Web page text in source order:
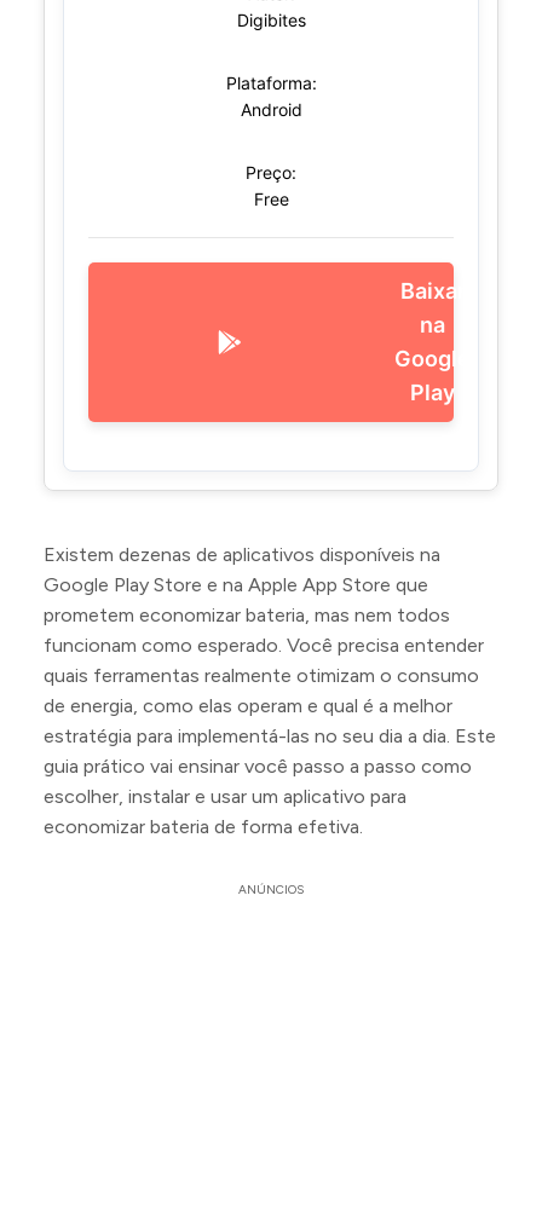
Digibites
Plataforma:
Android
Preço:
Free
Baixar
na
Google
Play
Existem dezenas de aplicativos disponíveis na
Google Play Store e na Apple App Store que
prometem economizar bateria, mas nem todos
funcionam como esperado. Você precisa entender
quais ferramentas realmente otimizam o consumo
de energia, como elas operam e qual é a melhor
estratégia para implementá-las no seu dia a dia. Este
guia prático vai ensinar você passo a passo como
escolher, instalar e usar um aplicativo para
economizar bateria de forma efetiva.
ANÚNCIOS